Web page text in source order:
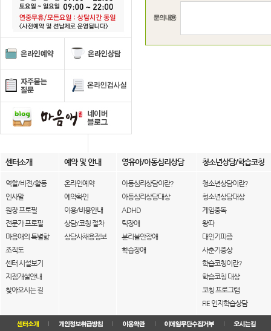
센터소개 예약 및 안내 영유아/아동심리상담 청소년상담/학습코칭
역할/비전/활동
인사말
원장 프로필
전문가 프로필
마음애의 특별함
조직도
센터 시설보기
지점개설안내
찾아오시는 길
온라인예약
예약확인
이용/비용안내
상담/코칭 절차
상담사채용정보
아동심리상담이란?
아동심리상담대상
ADHD
틱장애
분리불안장애
학습장애
청소년상담이란?
청소년상담대상
게임중독
왕따
대인기피증
사춘기증상
학습코칭이란?
학습코칭 대상
코칭 프로그램
FIE 인지학습상담